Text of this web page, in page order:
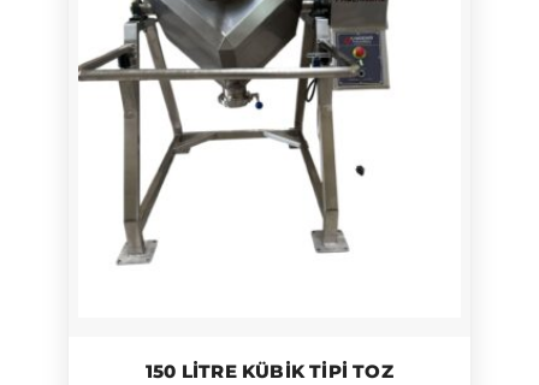
150 LITRE KÜBIK TIPI TOZ